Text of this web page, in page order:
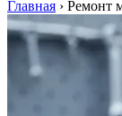
Главная › Ремонт